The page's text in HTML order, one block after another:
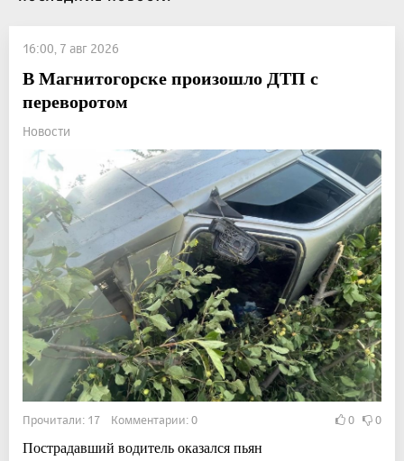
16:00, 7 авг 2026
В Магнитогорске произошло ДТП с
переворотом
Новости
Прочитали: 17 Комментарии: 0 0 0
Пострадавший водитель оказался пьян